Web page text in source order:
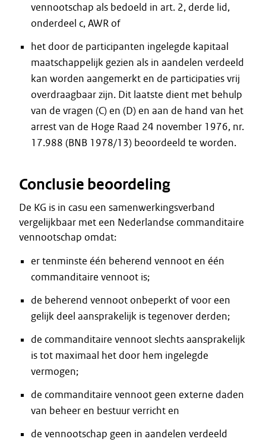
vennootschap als bedoeld in art. 2, derde lid,
onderdeel c, AWR of
het door de participanten ingelegde kapitaal
maatschappelijk gezien als in aandelen verdeeld
kan worden aangemerkt en de participaties vrij
overdraagbaar zijn. Dit laatste dient met behulp
van de vragen (C) en (D) en aan de hand van het
arrest van de Hoge Raad 24 november 1976, nr.
17.988 (BNB 1978/13) beoordeeld te worden.
Conclusie beoordeling
De KG is in casu een samenwerkingsverband
vergelijkbaar met een Nederlandse commanditaire
vennootschap omdat:
er tenminste één beherend vennoot en één
commanditaire vennoot is;
de beherend vennoot onbeperkt of voor een
gelijk deel aansprakelijk is tegenover derden;
de commanditaire vennoot slechts aansprakelijk
is tot maximaal het door hem ingelegde
vermogen;
de commanditaire vennoot geen externe daden
van beheer en bestuur verricht en
de vennootschap geen in aandelen verdeeld